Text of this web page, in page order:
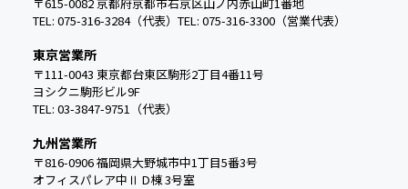
TEL: 075-316-3284（代表） TEL: 075-316-3300（営業代表）
東京営業所
〒111-0043 東京都台東区駒形2丁目4番11号
ヨシクニ駒形ビル9F
TEL: 03-3847-9751（代表）
九州営業所
〒816-0906 福岡県大野城市中1丁目5番3号
オフィスパレア中Ⅱ D棟 3号室